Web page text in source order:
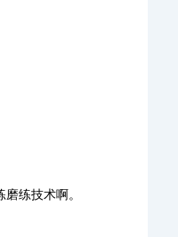
练技术啊。